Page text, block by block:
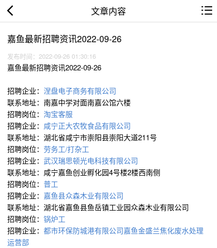
文章内容
嘉鱼最新招聘资讯2022-09-26
发布时间：2022-09-26 01:30:16
嘉鱼最新招聘资讯2022-09-26
招聘企业： 涅盘电子商务有限公司
联系地址：南嘉中学对面南嘉公馆六楼
招聘岗位： 淘宝客服
招聘企业： 咸宁正大农牧食品有限公司
联系地址：湖北省咸宁市崇阳县崇阳大道211号
招聘岗位： 劳务工/打杂工
招聘企业： 武汉瑞思顿光电科技有限公司
联系地址：咸宁嘉鱼创业孵化园4号楼2楼西南侧
招聘岗位： 普工
招聘企业： 嘉鱼县众森木业有限公司
联系地址：湖北省嘉鱼县鱼岳镇工业园众森木业有限公司
招聘岗位： 锅炉工
招聘企业： 都市环保防城港有限公司嘉鱼金盛兰焦化废水处理
运营部